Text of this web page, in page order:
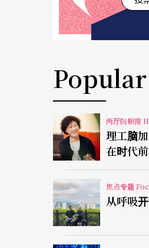
Popular
两厅院橱窗
理工脑
在时代
焦点专题
从呼吸